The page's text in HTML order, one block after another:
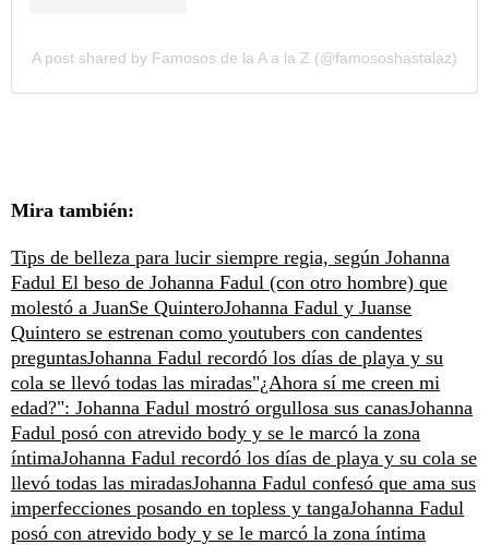
A post shared by Famosos de la A a la Z (@famososhastalaz)
Mira también:
Tips de belleza para lucir siempre regia, según Johanna
Fadul El beso de Johanna Fadul (con otro hombre) que
molestó a JuanSe QuinteroJohanna Fadul y Juanse
Quintero se estrenan como youtubers con candentes
preguntasJohanna Fadul recordó los días de playa y su
cola se llevó todas las miradas"¿Ahora sí me creen mi
edad?": Johanna Fadul mostró orgullosa sus canasJohanna
Fadul posó con atrevido body y se le marcó la zona
íntimaJohanna Fadul recordó los días de playa y su cola se
llevó todas las miradasJohanna Fadul confesó que ama sus
imperfecciones posando en topless y tangaJohanna Fadul
posó con atrevido body y se le marcó la zona íntima